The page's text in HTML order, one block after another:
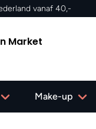
Market
Make-up